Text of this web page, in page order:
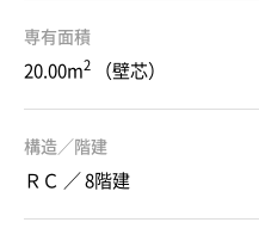
専有面積
20.00m2 （壁芯）
構造／階建
ＲＣ ／ 8階建